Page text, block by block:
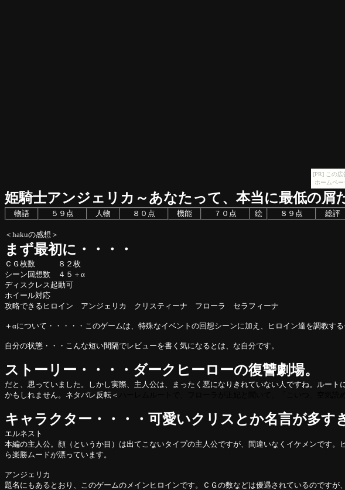
[PR] この広
ホームペ
姫騎士アンジェリカ～あなたって、本当に最低の屑
物語
５９点 人物 ８０点 機能 ７０点 絵 ８９点 総評
＜hakuの感想＞
まず最初に・・・・
ＣＧ枚数 ８２枚
シーン回想数 ４５＋α
ディスクレス起動可
ホイール対応
攻略できるヒロイン アンジェリカ クリスティーナ フローラ セラフィーナ
＋αについて・・・・・このゲームは、特殊なイベントの回想シーンに加え、ヒロイン達を調教す
自分の状態・・・こんな短い間隔でレビューを書く気になるとは、な自分です。
ストーリー・・・・ダークヒーローの復讐劇場。
だと、思っていました。しかし実際、主人公は、まったく悪になりきれていない人ですね。ルー
かもしれません。ネタバレ反転＜
キャラクター・・・・可愛いクリスとか名言が多す
エルネスト
本編の主人公。顔（というか目）は出てこないタイプの主人公ですが、間違いなくイケメンです
ら楽勝ムードが漂っています。
アンジェリカ
題名にもあるとおり、このゲームのメインヒロインです。ＣＧの数などは優遇されているのです